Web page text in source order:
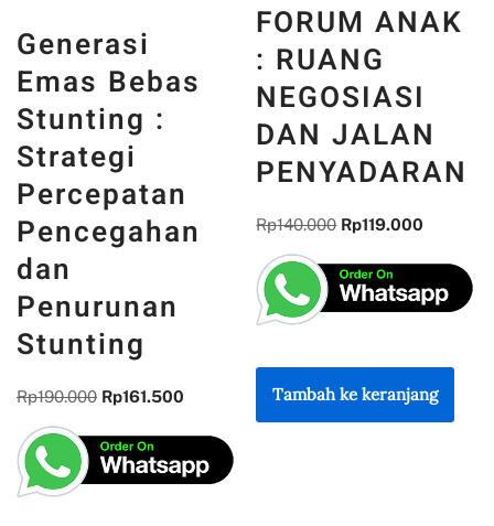
Generasi
Emas Bebas
Stunting :
Strategi
Percepatan
Pencegahan
dan
Penurunan
Stunting
Rp190.000 Rp161.500
FORUM ANAK
: RUANG
NEGOSIASI
DAN JALAN
PENYADARAN
Rp140.000 Rp119.000
Tambah ke keranjang